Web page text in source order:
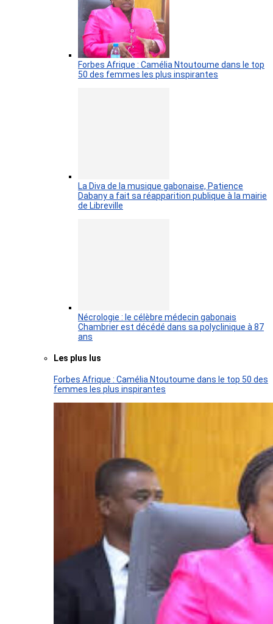
Forbes Afrique : Camélia Ntoutoume dans le top
50 des femmes les plus inspirantes
La Diva de la musique gabonaise, Patience
Dabany a fait sa réapparition publique à la mairie
de Libreville
Nécrologie : le célèbre médecin gabonais
Chambrier est décédé dans sa polyclinique à 87
ans
Les plus lus
Forbes Afrique : Camélia Ntoutoume dans le top 50 des
femmes les plus inspirantes